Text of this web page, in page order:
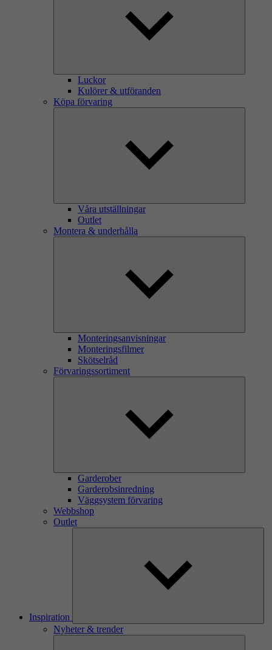
Luckor
Kulörer & utföranden
Köpa förvaring
Våra utställningar
Outlet
Montera & underhålla
Monteringsanvisningar
Monteringsfilmer
Skötselråd
Förvaringssortiment
Garderober
Garderobsinredning
Väggsystem förvaring
Webbshop
Outlet
Inspiration
Nyheter & trender